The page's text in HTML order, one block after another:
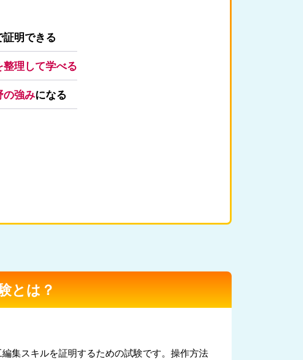
明できる
理して学べる
の強みになる
とは？
集スキルを証明するための試験です。操作方法